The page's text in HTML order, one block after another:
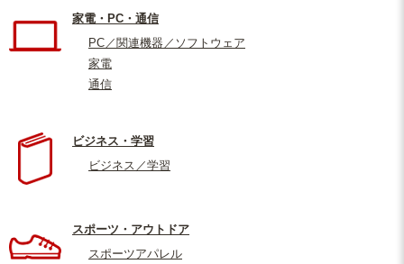
家電・PC・通信
PC／関連機器／ソフトウェア
家電
通信
ビジネス・学習
ビジネス／学習
スポーツ・アウトドア
スポーツアパレル